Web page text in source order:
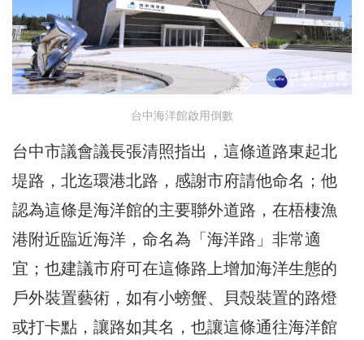
台中海洋館啟用倒數
台中市議會議長張清照指出，這條道路東起北
堤路，北迄環港北路，感謝市府請他命名；他
認為這條是海洋館的主要聯外道路，在梧棲漁
港附近臨近海洋，命名為「海洋路」非常適
宜；也建議市府可在這條路上增加海洋生態的
戶外裝置藝術，如有小螃蟹、貝殼裝置的路燈
或打卡點，讓路如其名，也讓這條通往海洋館